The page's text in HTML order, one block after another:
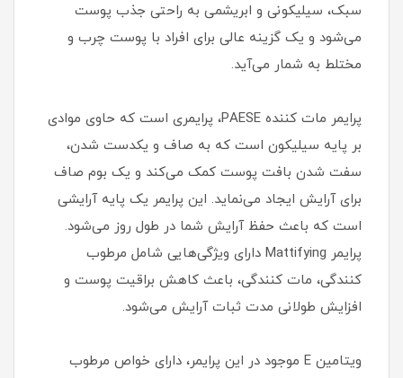
سبک، سیلیکونی و ابریشمی به راحتی جذب پوست
می‌شود و یک گزینه عالی برای افراد با پوست چرب و
مختلط به شمار می‌آید.
پرایمر مات کننده PAESE، پرایمری است که حاوی موادی
بر پایه سیلیکون است که به صاف و یکدست شدن،
سفت شدن بافت پوست کمک می‌کند و یک بوم صاف
برای آرایش ایجاد می‌نماید. این پرایمر یک پایه آرایشی
است که باعث حفظ آرایش شما در طول روز می‌شود.
پرایمر Mattifying دارای ویژگی‌هایی شامل مرطوب
کنندگی، مات کنندگی، باعث کاهش براقیت پوست و
افزایش طولانی مدت ثبات آرایش می‌شود.
ویتامین E موجود در این پرایمر، دارای خواص مرطوب